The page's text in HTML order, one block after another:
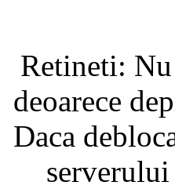
Retineti:
deoarece
Daca